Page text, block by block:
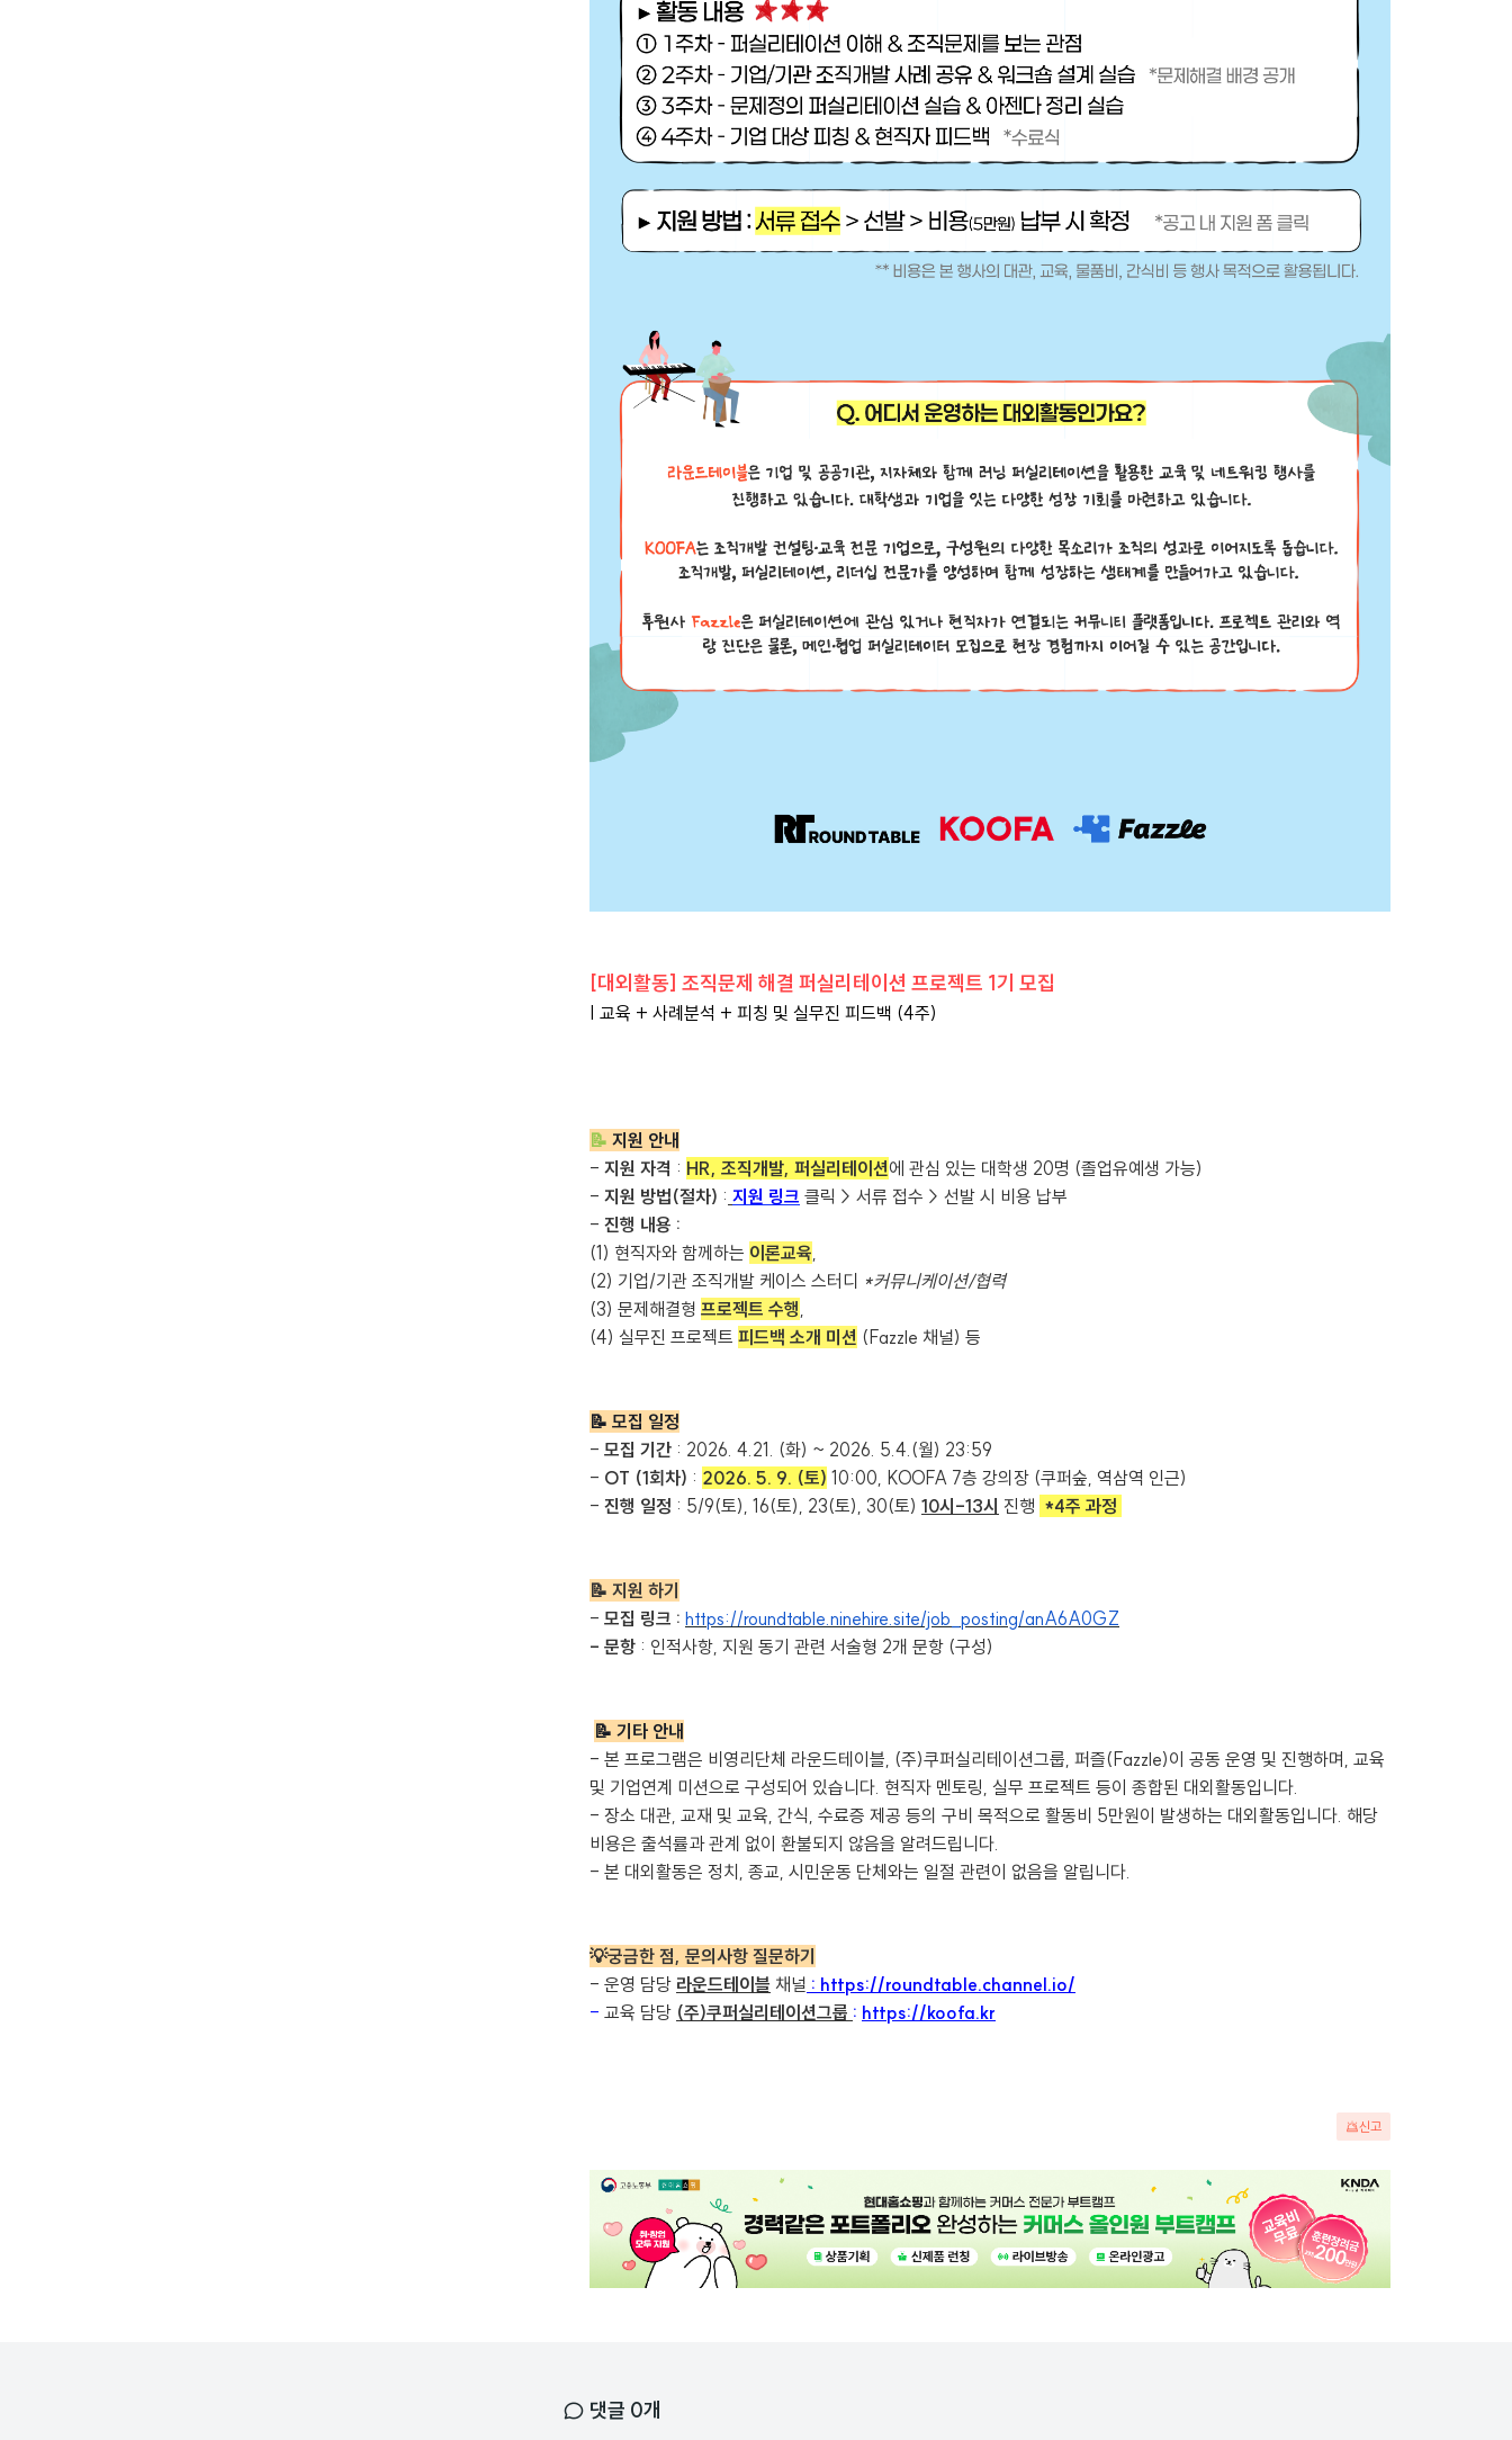
[대외활동] 조직문제 해결 퍼실리테이션 프로젝트 1기 모집
| 교육 + 사례분석 + 피칭 및 실무진 피드백 (4주)
📝 지원 안내
- 지원 자격 : HR, 조직개발, 퍼실리테이션에 관심 있는 대학생 20명 (졸업유예생 가능)
- 지원 방법(절차) : 지원 링크 클릭 > 서류 접수 > 선발 시 비용 납부
- 진행 내용 :
(1) 현직자와 함께하는 이론교육
(2) 기업/기관 조직개발 케이스 스터디 *커뮤니케이션/협력
(3) 문제해결형 프로젝트 수행
(4) 실무진 프로젝트 피드백 소개 미션 (Fazzle 채널) 등
📝 모집 일정
- 모집 기간 : 2026. 4.21. (화) ~ 2026. 5.4.(월) 23:59
- OT (1회차) : 2026. 5. 9. (토) 10:00, KOOFA 7층 강의장 (쿠퍼숲, 역삼역 인근)
- 진행 일정 : 5/9(토), 16(토), 23(토), 30(토) 10시-13시 진행 *4주 과정
📝 지원 하기
- 모집 링크 : https://roundtable.ninehire.site/job_posting/anA6A0GZ
- 문항 : 인적사항, 지원 동기 관련 서술형 2개 문항 (구성)
📝 기타 안내
- 본 프로그램은 비영리단체 라운드테이블, (주)쿠퍼실리테이션그룹, 퍼즐(Fazzle)이 공동 운영 및 진행하며, 교육
및 기업연계 미션으로 구성되어 있습니다. 현직자 멘토링, 실무 프로젝트 등이 종합된 대외활동입니다.
- 장소 대관, 교재 및 교육, 간식, 수료증 제공 등의 구비 목적으로 활동비 5만원이 발생하는 대외활동입니다. 해당
비용은 출석률과 관계 없이 환불되지 않음을 알려드립니다.
- 본 대외활동은 정치, 종교, 시민운동 단체와는 일절 관련이 없음을 알립니다.
💡궁금한 점, 문의사항 질문하기
- 운영 담당 라운드테이블 채널 : https://roundtable.channel.io/
- 교육 담당 (주)쿠퍼실리테이션그룹 : https://koofa.kr
신고
광
고
너
댓글 0개